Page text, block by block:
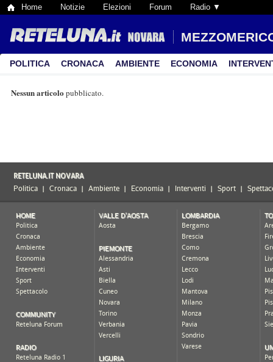
Home Notizie Elezioni Forum Radio ▼
POLITICA CRONACA AMBIENTE ECONOMIA
Nessun articolo pubblicato.